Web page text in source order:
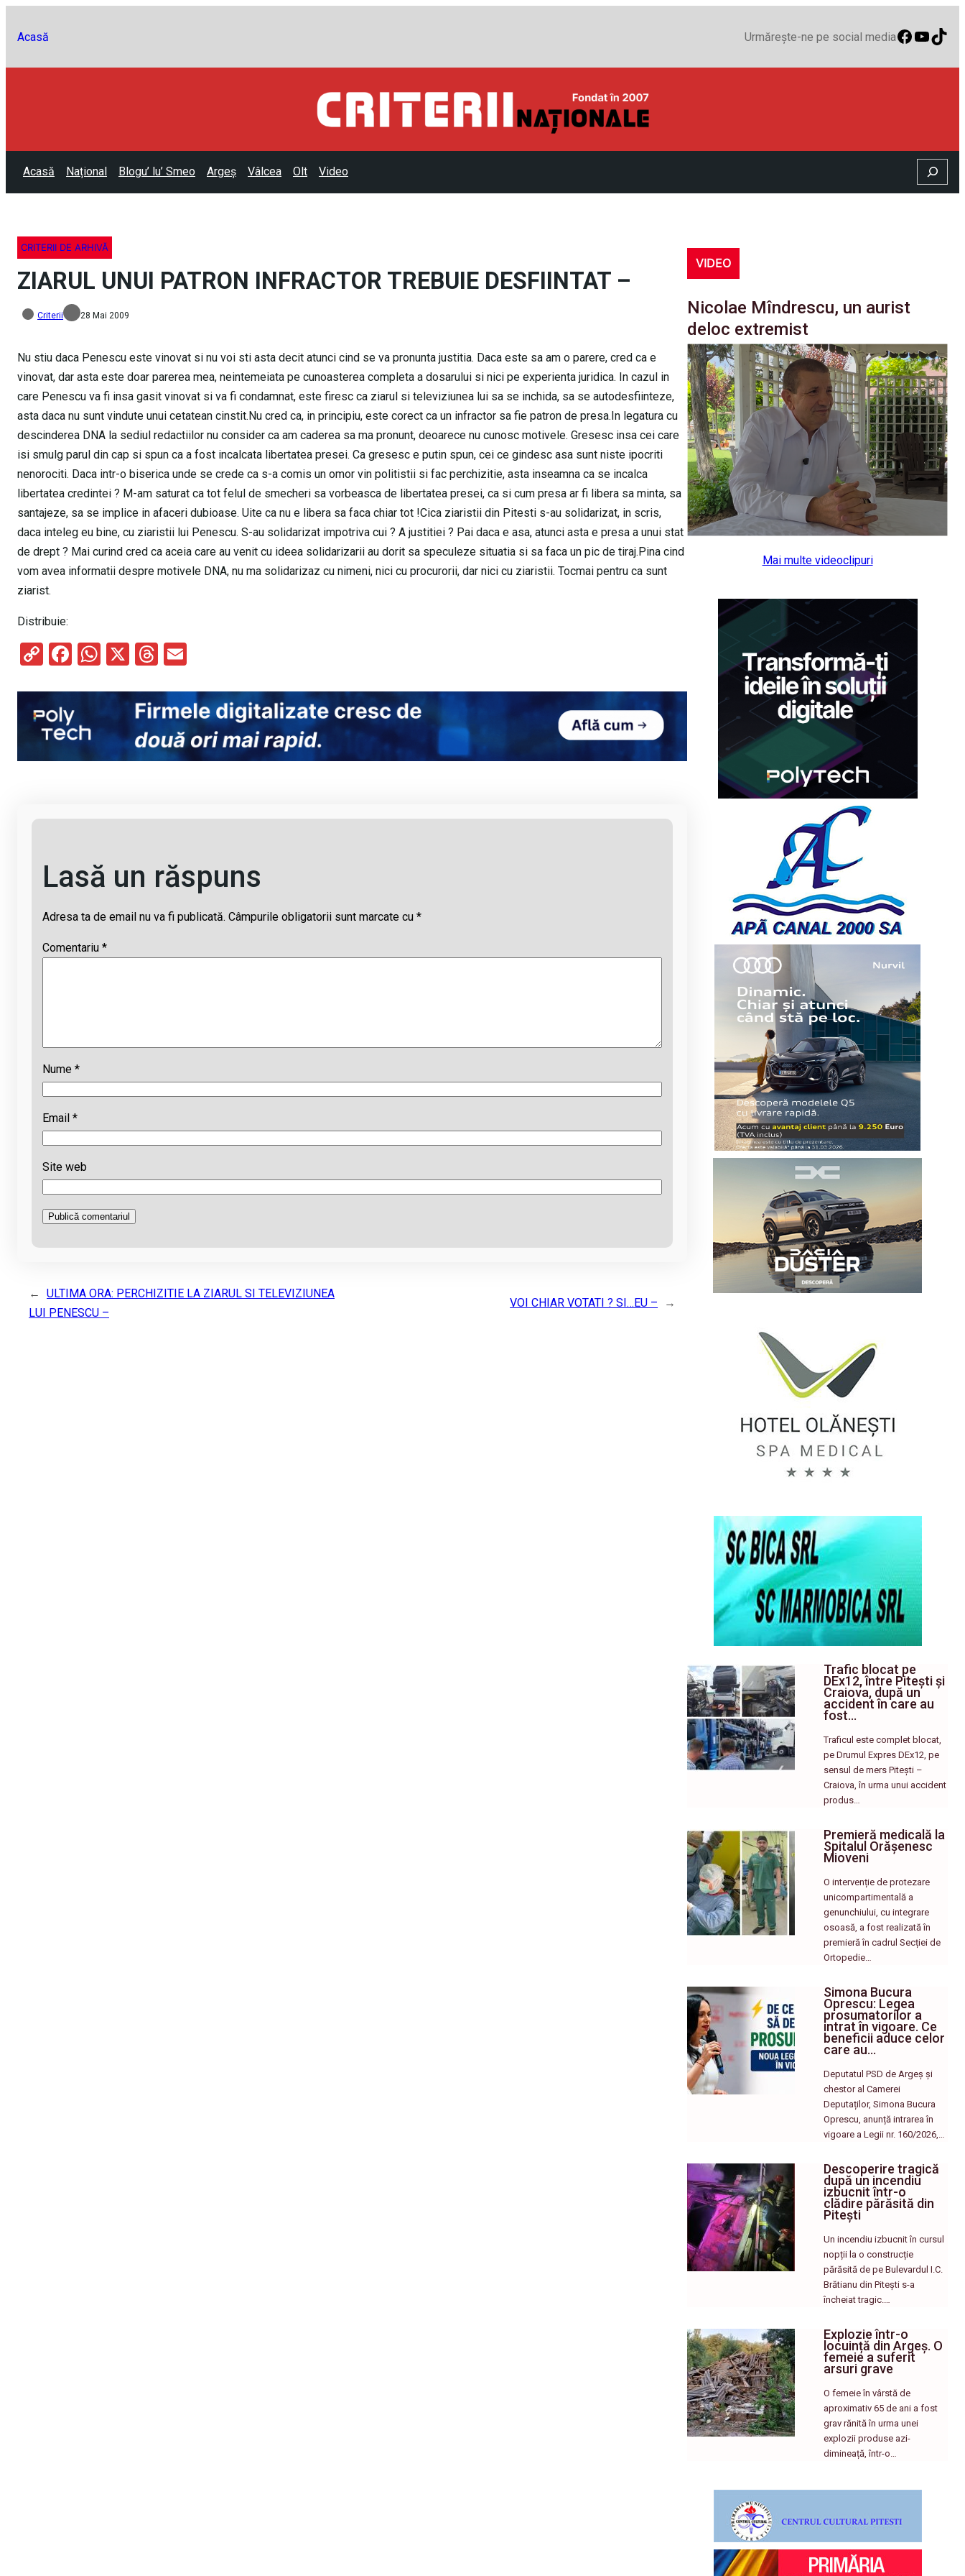
Acasă Urmărește-ne pe social media
Acasă Național Blogu’ lu’ Smeo Argeș Vâlcea Olt Video Search
CRITERII DE ARHIVĂ
ZIARUL UNUI PATRON INFRACTOR TREBUIE DESFIINTAT –
Criterii 28 Mai 2009
Nu stiu daca Penescu este vinovat si nu voi sti asta decit atunci cind se va pronunta justitia. Daca este sa am o parere, cred ca e
vinovat, dar asta este doar parerea mea, neintemeiata pe cunoasterea completa a dosarului si nici pe experienta juridica. In cazul in
care Penescu va fi insa gasit vinovat si va fi condamnat, este firesc ca ziarul si televiziunea lui sa se inchida, sa se autodesfiinteze,
asta daca nu sunt vindute unui cetatean cinstit.Nu cred ca, in principiu, este corect ca un infractor sa fie patron de presa.In legatura cu
descinderea DNA la sediul redactiilor nu consider ca am caderea sa ma pronunt, deoarece nu cunosc motivele. Gresesc insa cei care
isi smulg parul din cap si spun ca a fost incalcata libertatea presei. Ca gresesc e putin spun, cei ce gindesc asa sunt niste ipocriti
nenorociti. Daca intr-o biserica unde se crede ca s-a comis un omor vin politistii si fac perchizitie, asta inseamna ca se incalca
libertatea credintei ? M-am saturat ca tot felul de smecheri sa vorbeasca de libertatea presei, ca si cum presa ar fi libera sa minta, sa
santajeze, sa se implice in afaceri dubioase. Uite ca nu e libera sa faca chiar tot !Cica ziaristii din Pitesti s-au solidarizat, in scris,
daca inteleg eu bine, cu ziaristii lui Penescu. S-au solidarizat impotriva cui ? A justitiei ? Pai daca e asa, atunci asta e presa a unui stat
de drept ? Mai curind cred ca aceia care au venit cu ideea solidarizarii au dorit sa speculeze situatia si sa faca un pic de tiraj.Pina cind
vom avea informatii despre motivele DNA, nu ma solidarizaz cu nimeni, nici cu procurorii, dar nici cu ziaristii. Tocmai pentru ca sunt
ziarist.
Distribuie:
C
py
Li
n
k
F
ce
b
o
o
W
at
s
p
X
T
e
a
d
s
ail
Lasă un răspuns
Adresa ta de email nu va fi publicată. Câmpurile obligatorii sunt marcate cu *
Comentariu *
Nume *
Email *
Site web
←
ULTIMA ORA: PERCHIZITIE LA ZIARUL SI TELEVIZIUNEA
LUI PENESCU –
VOI CHIAR VOTATI ? SI…EU – →
VIDEO
Nicolae Mîndrescu, un aurist
deloc extremist
Mai multe videoclipuri
Trafic blocat pe
DEx12, între Pitești și
Craiova, după un
accident în care au
fost…
Traficul este complet blocat,
pe Drumul Expres DEx12, pe
sensul de mers Pitești –
Craiova, în urma unui accident
produs…
Premieră medicală la
Spitalul Orășenesc
Mioveni
O intervenție de protezare
unicompartimentală a
genunchiului, cu integrare
osoasă, a fost realizată în
premieră în cadrul Secției de
Ortopedie…
Simona Bucura
Oprescu: Legea
prosumatorilor a
intrat în vigoare. Ce
beneficii aduce celor
care au…
Deputatul PSD de Argeș și
chestor al Camerei
Deputaților, Simona Bucura
Oprescu, anunță intrarea în
vigoare a Legii nr. 160/2026,…
Descoperire tragică
după un incendiu
izbucnit într-o
clădire părăsită din
Pitești
Un incendiu izbucnit în cursul
nopții la o construcție
părăsită de pe Bulevardul I.C.
Brătianu din Pitești s-a
încheiat tragic.…
Explozie într-o
locuință din Argeș. O
femeie a suferit
arsuri grave
O femeie în vârstă de
aproximativ 65 de ani a fost
grav rănită în urma unei
explozii produse azi-
dimineață, într-o…